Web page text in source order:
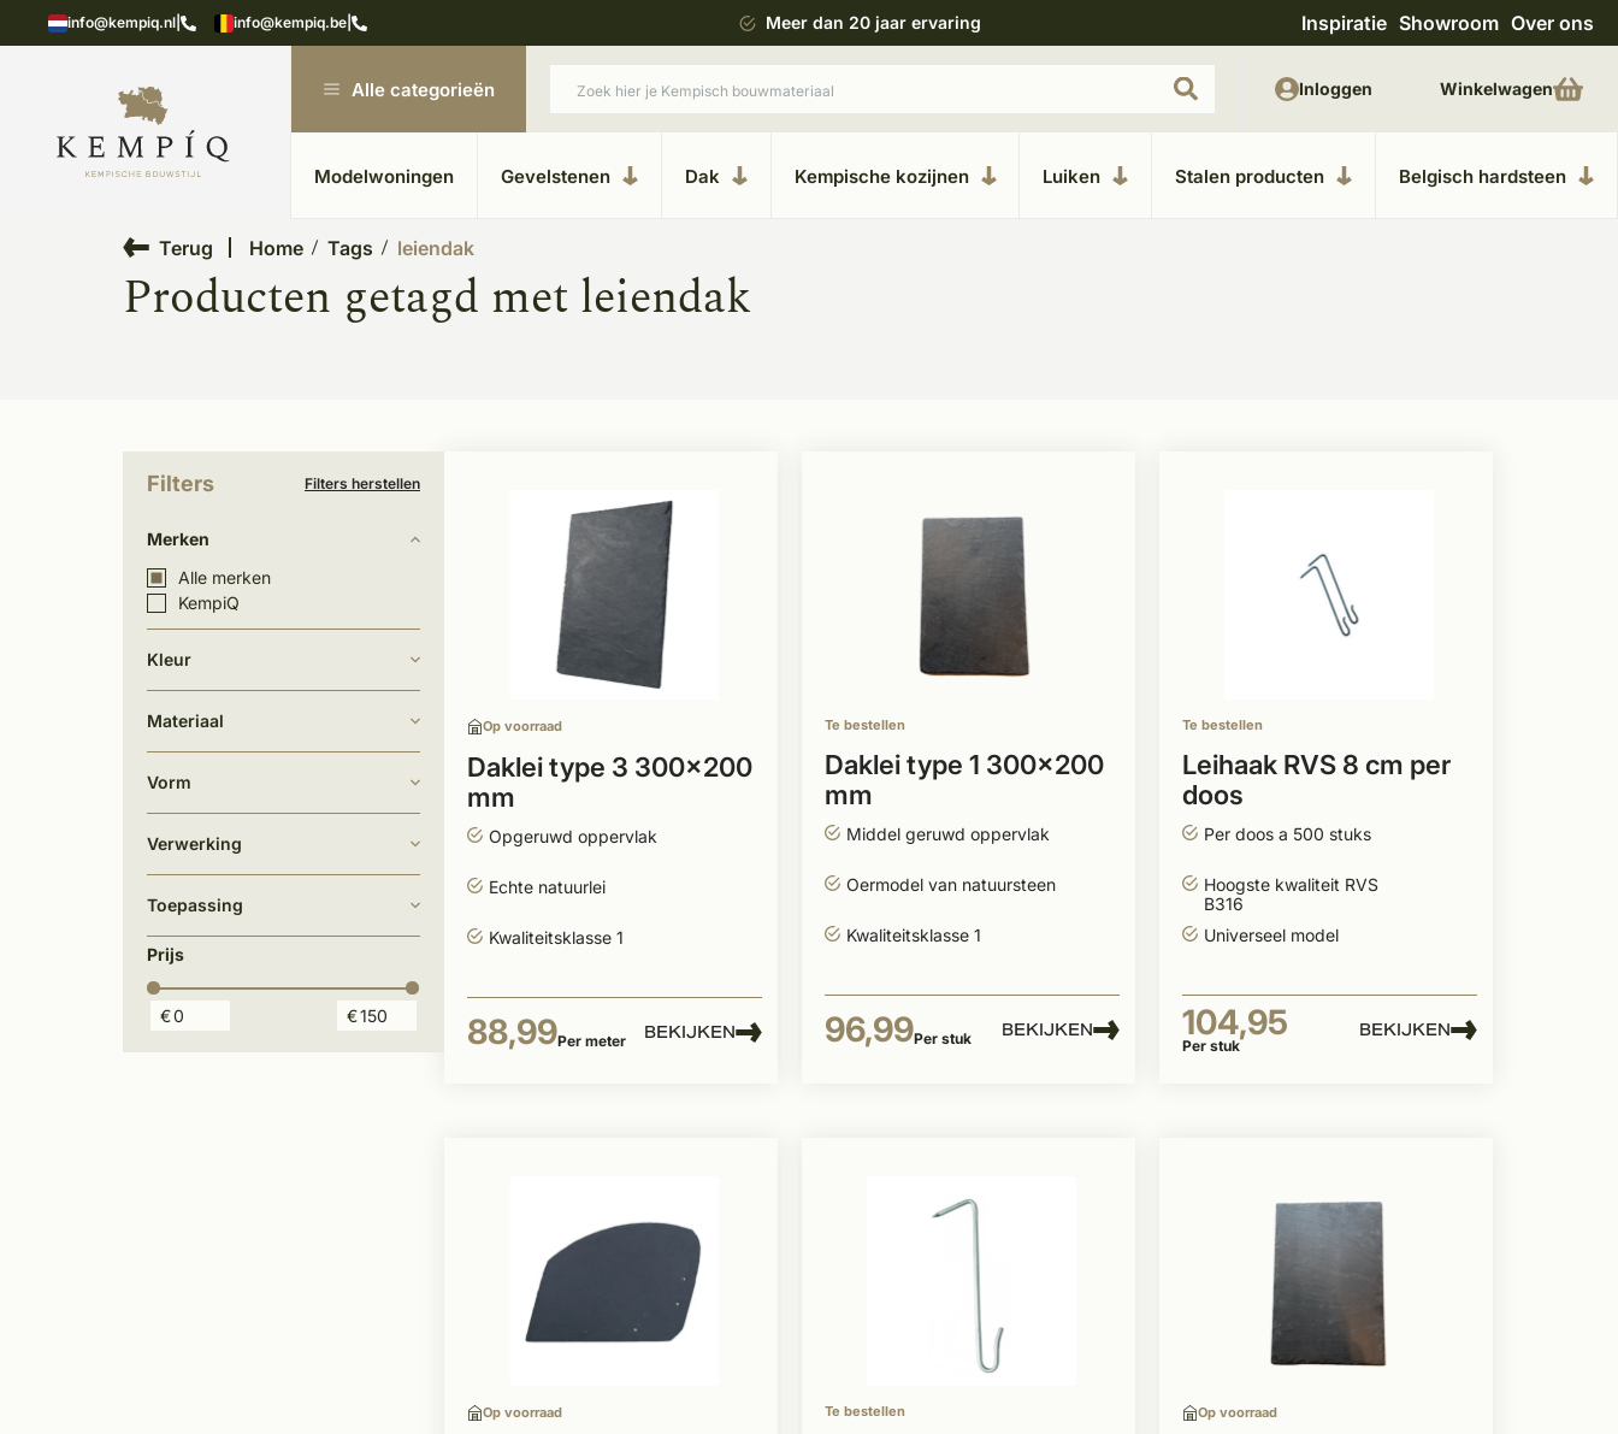
info@kempiq.nl info@kempiq.be
in Kesteren Unieke materialen in kempische bouwstijl Meer dan 20 jaar ervaring Uitgebreide showroom in Kesteren Unieke
Inspiratie Showroom Over ons
Alle categorieën
Modelwoningen Gevelstenen Dak Kempische kozijnen Luiken Stalen producten Belgisch hardsteen
Inloggen Winkelwagen
Terug Home Tags leiendak
Producten getagd met leiendak
Filters Filters herstellen
Merken
Alle merken
KempiQ
Kleur
Materiaal
Vorm
Verwerking
Toepassing
Prijs
€ €
Op voorraad
Daklei type 3 300x200
mm
Opgeruwd oppervlak
Echte natuurlei
Kwaliteitsklasse 1
88,99Per meter BEKIJKEN
Te bestellen
Daklei type 1 300x200
mm
Middel geruwd oppervlak
Oermodel van natuursteen
Kwaliteitsklasse 1
96,99Per stuk BEKIJKEN
Te bestellen
Leihaak RVS 8 cm per
doos
Per doos a 500 stuks
Hoogste kwaliteit RVS
B316
Universeel model
104,95
Per stuk
BEKIJKEN
Op voorraad Te bestellen Op voorraad